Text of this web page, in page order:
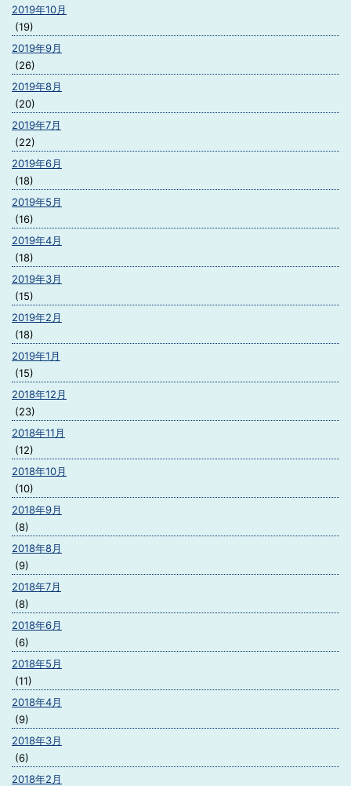
2019年10月
(19)
2019年9月
(26)
2019年8月
(20)
2019年7月
(22)
2019年6月
(18)
2019年5月
(16)
2019年4月
(18)
2019年3月
(15)
2019年2月
(18)
2019年1月
(15)
2018年12月
(23)
2018年11月
(12)
2018年10月
(10)
2018年9月
(8)
2018年8月
(9)
2018年7月
(8)
2018年6月
(6)
2018年5月
(11)
2018年4月
(9)
2018年3月
(6)
2018年2月